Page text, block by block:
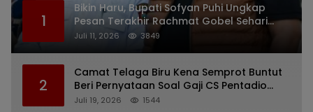
1
Bikin Haru, Bupati Sofyan Puhi Ungkap
Pesan Terakhir Rachmat Gobel Sehari
Sebelum Wafat
Juli 11, 2026 3849
2
Camat Telaga Biru Kena Semprot Buntut
Beri Pernyataan Soal Gaji CS Pentadio
Barat yang Nunggak
Juli 19, 2026 1544